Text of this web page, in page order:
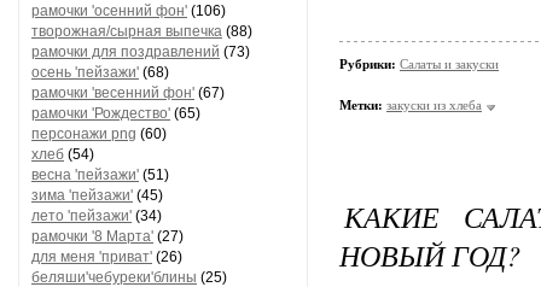
рамочки 'осенний фон' (106)
творожная/сырная выпечка (88)
рамочки для поздравлений (73)
осень 'пейзажи' (68)
рамочки 'весенний фон' (67)
рамочки 'Рождество' (65)
персонажи png (60)
хлеб (54)
весна 'пейзажи' (51)
зима 'пейзажи' (45)
лето 'пейзажи' (34)
рамочки '8 Марта' (27)
для меня 'приват' (26)
беляши'чебуреки'блины (25)
Рубрики: Салаты и закуски
Метки: закуски из хлеба
КАКИЕ
НОВЫЙ ГОД?